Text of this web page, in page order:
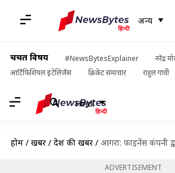
अन्य
चर्चित विषय #NewsBytesExplainer
नरेंद्र
आर्टिफिशियल इंटेलिजेंस
क्रिकेट समाचार राहुल गांधी
Hindi
होम / खबरें / देश की खबरें / आगरा: फाइनेंस कंपनी द्वारा सीज की गई
ADVERTISEMENT